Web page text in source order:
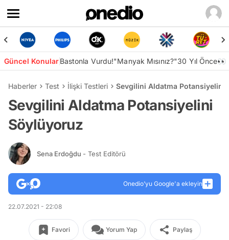
Güncel KonularBastonla Vurdu!"Manyak Mısınız?"30 Yıl Önce👀
Haberler Test İlişki Testleri Sevgilini Aldatma Potansiyelini
Sevgilini Aldatma Potansiyelini
Söylüyoruz
Sena Erdoğdu - Test Editörü
Onedio’yu Google'a ekleyin
22.07.2021 - 22:08
Favori Yorum Yap Paylaş